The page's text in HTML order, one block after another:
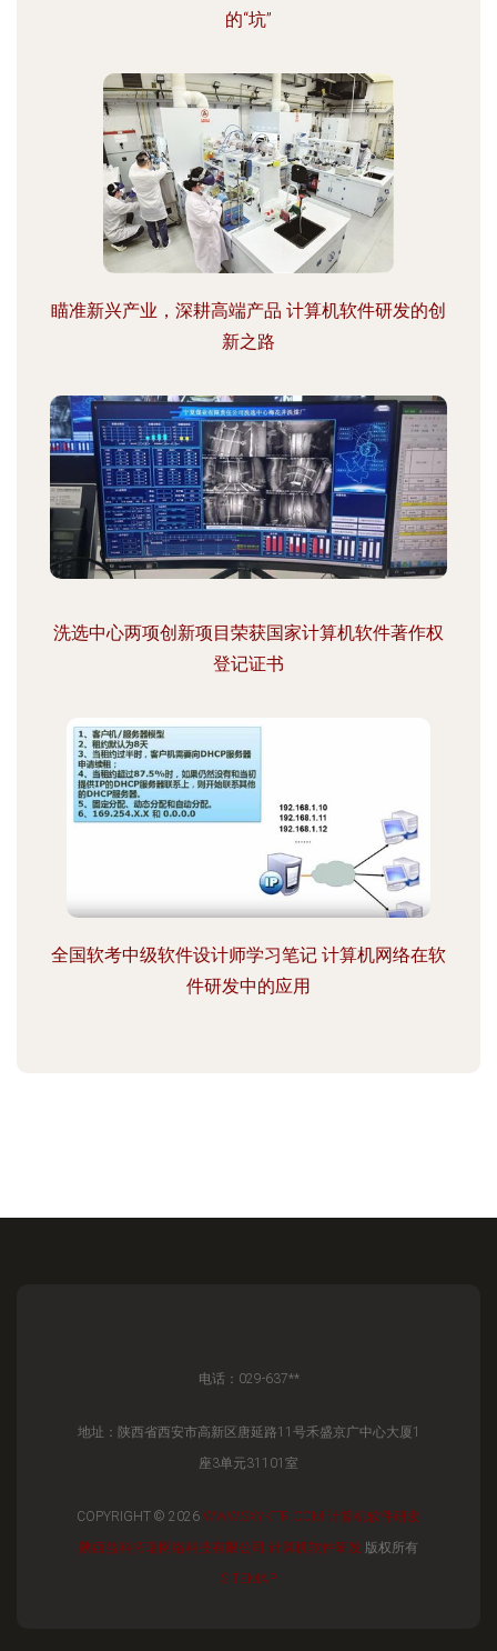
的“坑”
瞄准新兴产业，深耕高端产品 计算机软件研发的创
新之路
洗选中心两项创新项目荣获国家计算机软件著作权
登记证书
全国软考中级软件设计师学习笔记 计算机网络在软
件研发中的应用
电话：029-637**
地址：陕西省西安市高新区唐延路11号禾盛京广中心大厦1
座3单元31101室
COPYRIGHT © 2026 WWW.SXYKTR.COM 计算机软件研发
陕西益科拓瑞网络科技有限公司 计算机软件研发 版权所有
SITEMAP